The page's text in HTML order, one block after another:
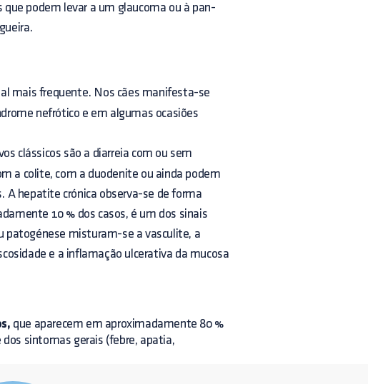
podem levar a um glaucoma ou à pan-
mais frequente. Nos cães manifesta-se
nefrótico e em algumas ocasiões
clássicos são a diarreia com ou sem
a colite, com a duodenite ou ainda podem
A hepatite crónica observa-se de forma
10 % dos casos, é um dos sinais
patogénese misturam-se a vasculite, a
e a inflamação ulcerativa da mucosa
que aparecem em aproximadamente 80 %
sintomas gerais (febre, apatia,